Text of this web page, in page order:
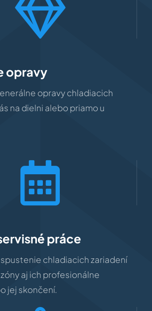
opravy
opravy chladiacich
na dielni alebo priamo u
práce
chladiacich zariadení
aj ich profesionálne
jej skončení.